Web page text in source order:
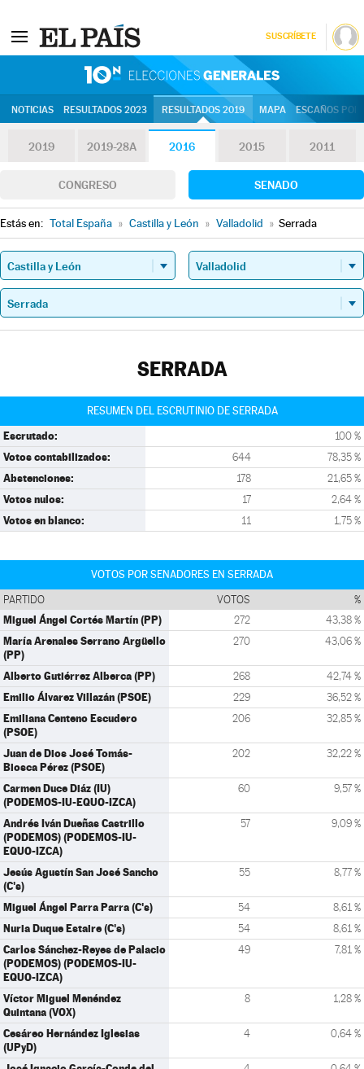
SUSCRÍBETE
NOTICIAS RESULTADOS 2023 RESULTADOS 2019 MAPA ESCAÑOS
2019 2019-28A 2016 2015 2011
CONGRESO SENADO
Estás en: Total España » Castilla y León » Valladolid » Serrada
SERRADA
RESUMEN DEL ESCRUTINIO DE SERRADA
Escrutado: 100 %
Votos contabilizados: 644 78,35 %
Abstenciones: 178 21,65 %
Votos nulos: 17 2,64 %
Votos en blanco: 11 1,75 %
VOTOS POR SENADORES EN SERRADA
PARTIDO VOTOS %
Miguel Ángel Cortés Martín (PP) 272 43,38 %
María Arenales Serrano Argüello
(PP)
270 43,06 %
Alberto Gutiérrez Alberca (PP) 268 42,74 %
Emilio Álvarez Villazán (PSOE) 229 36,52 %
Emiliana Centeno Escudero
(PSOE)
206 32,85 %
Juan de Dios José Tomás-
Biosca Pérez (PSOE)
202 32,22 %
Carmen Duce Diáz (IU)
(PODEMOS-IU-EQUO-IZCA)
60 9,57 %
Andrés Iván Dueñas Castrillo
(PODEMOS) (PODEMOS-IU-
EQUO-IZCA)
57 9,09 %
Jesús Agustín San José Sancho
(C's)
55 8,77 %
Miguel Ángel Parra Parra (C's) 54 8,61 %
Nuria Duque Estaire (C's) 54 8,61 %
Carlos Sánchez-Reyes de Palacio
(PODEMOS) (PODEMOS-IU-
EQUO-IZCA)
49 7,81 %
Víctor Miguel Menéndez
Quintana (VOX)
8 1,28 %
Cesáreo Hernández Iglesias
(UPyD)
4 0,64 %